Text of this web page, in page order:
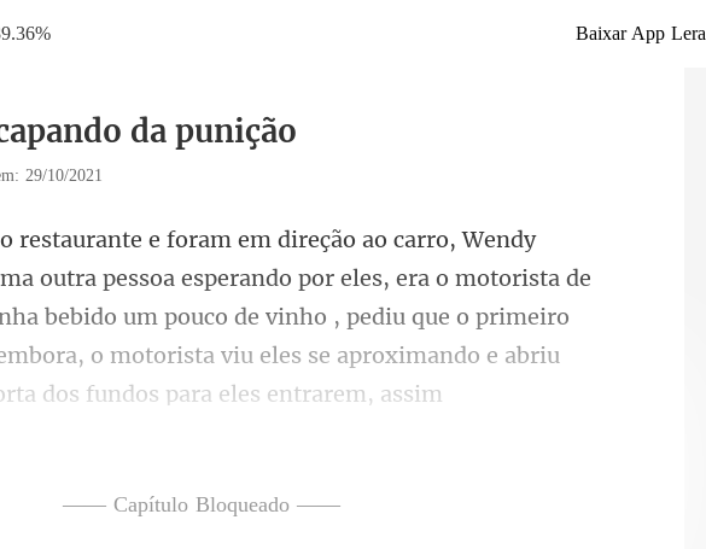
Baixar App Lera
da punição
29/10/2021
r eles, era o motorista de
bebido um pouco de vinho , pediu que o primeiro
—— Capítulo Bloqueado ——